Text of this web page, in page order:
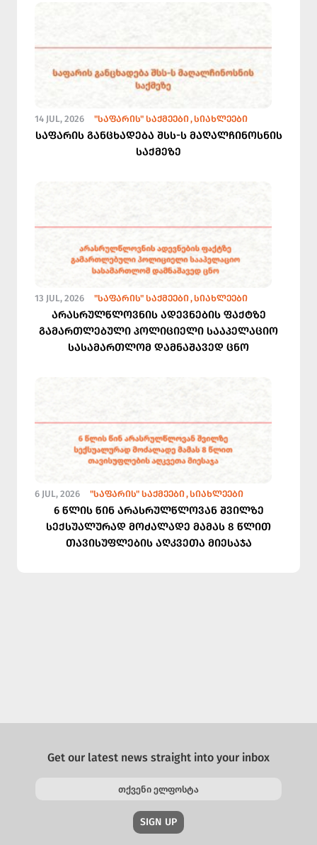
14 JUL, 2026 "ᲡᲐᲤᲐᲠᲘᲡ" ᲡᲐᲥᲛᲔᲔᲑᲘ ᲡᲘᲐᲮᲚᲔᲔᲑᲘ
საფარის განცხადება შსს-ს მაღალჩინოსნის
საქმეზე
13 JUL, 2026 "ᲡᲐᲤᲐᲠᲘᲡ" ᲡᲐᲥᲛᲔᲔᲑᲘ ᲡᲘᲐᲮᲚᲔᲔᲑᲘ
არასრულწლოვნის ადევნების ფაქტზე
გამართლებული პოლიციელი სააპელაციო
სასამართლომ დამნაშავედ ცნო
6 JUL, 2026 "ᲡᲐᲤᲐᲠᲘᲡ" ᲡᲐᲥᲛᲔᲔᲑᲘ ᲡᲘᲐᲮᲚᲔᲔᲑᲘ
6 წლის წინ არასრულწლოვან შვილზე
სექსუალურად მოძალადე მამას 8 წლით
თავისუფლების აღკვეთა მიესაჯა
Get our latest news straight into your inbox
SIGN UP